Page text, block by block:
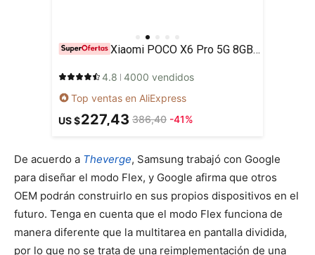
Xiaomi POCO X6 Pro 5G 8GB/256GB 12GB/512GB NFC EU Charger Global Version Teléfono móvil
4.8 4000 vendidos
Top ventas en AliExpress
US $227,43 386,40 -41%
De acuerdo a Theverge, Samsung trabajó con Google
para diseñar el modo Flex, y Google afirma que otros
OEM podrán construirlo en sus propios dispositivos en el
futuro. Tenga en cuenta que el modo Flex funciona de
manera diferente que la multitarea en pantalla dividida,
por lo que no se trata de una reimplementación de una